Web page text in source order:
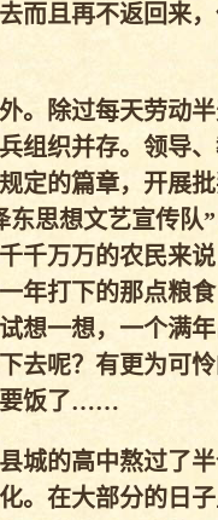
而且再不返回来
。除过每天劳动
组织并存。领导
定的篇章，开展
东思想文艺宣传
千万万的农民来
年打下的那点粮
想一想，一个满
去呢？有更为可
要饭了……
城的高中熬过了
。在大部分的日